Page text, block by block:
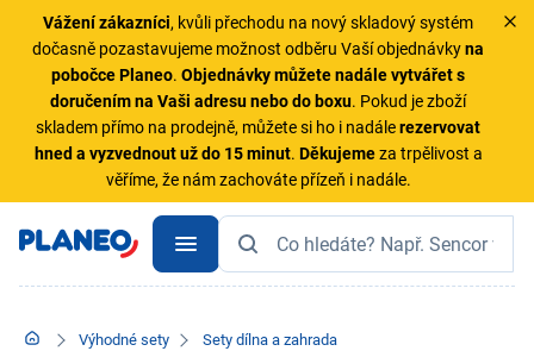
Vážení zákazníci, kvůli přechodu na nový skladový systém
dočasně pozastavujeme možnost odběru Vaší objednávkyna
pobočce Planeo.Objednávky můžete nadále vytvářet s
doručením na Vaši adresu nebo do boxu. Pokud je zboží
skladem přímo na prodejně, můžete si ho i nadálerezervovat
hned a vyzvednout už do 15 minut. Děkujemeza trpělivost a
věříme, že nám zachováte přízeň i nadále.
Výhodné sety Sety dílna a zahrada